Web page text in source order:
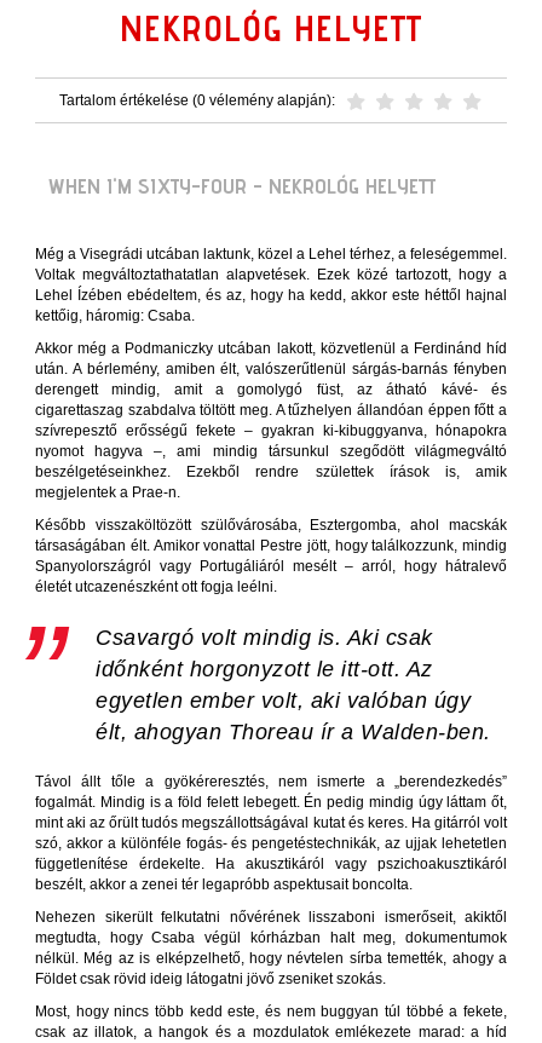
NEKROLÓG HELYETT
Tartalom értékelése (0 vélemény alapján):
WHEN I'M SIXTY-FOUR - NEKROLÓG HELYETT
Még a Visegrádi utcában laktunk, közel a Lehel térhez, a feleségemmel.
Voltak megváltoztathatatlan alapvetések. Ezek közé tartozott, hogy a
Lehel Ízében ebédeltem, és az, hogy ha kedd, akkor este héttől hajnal
kettőig, háromig: Csaba.
Akkor még a Podmaniczky utcában lakott, közvetlenül a Ferdinánd híd
után. A bérlemény, amiben élt, valószerűtlenül sárgás-barnás fényben
derengett mindig, amit a gomolygó füst, az átható kávé- és
cigarettaszag szabdalva töltött meg. A tűzhelyen állandóan éppen főtt a
szívrepesztő erősségű fekete – gyakran ki-kibuggyanva, hónapokra
nyomot hagyva –, ami mindig társunkul szegődött világmegváltó
beszélgetéseinkhez. Ezekből rendre születtek írások is, amik
megjelentek a Prae-n.
Később visszaköltözött szülővárosába, Esztergomba, ahol macskák
társaságában élt. Amikor vonattal Pestre jött, hogy találkozzunk, mindig
Spanyolországról vagy Portugáliáról mesélt – arról, hogy hátralevő
életét utcazenészként ott fogja leélni.
Csavargó volt mindig is. Aki csak
időnként horgonyzott le itt-ott. Az
egyetlen ember volt, aki valóban úgy
élt, ahogyan Thoreau ír a Walden-ben.
Távol állt tőle a gyökéreresztés, nem ismerte a „berendezkedés”
fogalmát. Mindig is a föld felett lebegett. Én pedig mindig úgy láttam őt,
mint aki az őrült tudós megszállottságával kutat és keres. Ha gitárról volt
szó, akkor a különféle fogás- és pengetéstechnikák, az ujjak lehetetlen
függetlenítése érdekelte. Ha akusztikáról vagy pszichoakusztikáról
beszélt, akkor a zenei tér legapróbb aspektusait boncolta.
Nehezen sikerült felkutatni nővérének lisszaboni ismerőseit, akiktől
megtudta, hogy Csaba végül kórházban halt meg, dokumentumok
nélkül. Még az is elképzelhető, hogy névtelen sírba temették, ahogy a
Földet csak rövid ideig látogatni jövő zseniket szokás.
Most, hogy nincs több kedd este, és nem buggyan túl többé a fekete,
csak az illatok, a hangok és a mozdulatok emlékezete marad: a híd